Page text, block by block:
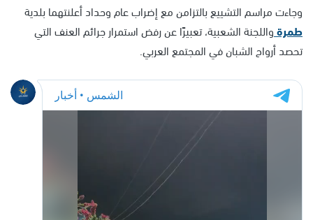
وجاءت مراسم التشييع بالتزامن مع إضراب عام وحداد أعلنتهما بلدية
طمرةواللجنة الشعبية، تعبيرًا عن رفض استمرار جرائم العنف التي
تحصد أرواح الشبان في المجتمع العربي.